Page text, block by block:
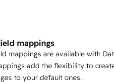
mappings
mappings are available with
add the flexibility to
to your default ones.